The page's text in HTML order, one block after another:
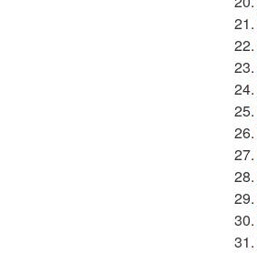
21.
22.
23.
24.
25.
26.
27.
28.
29.
30.
31.